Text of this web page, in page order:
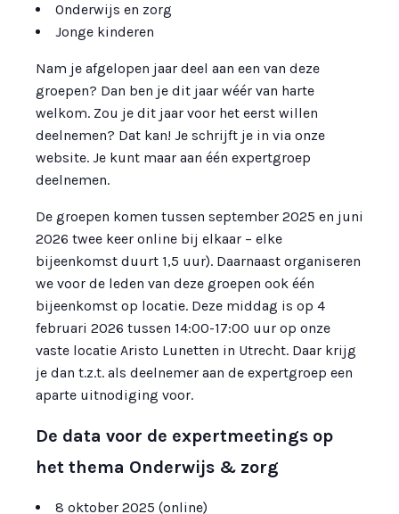
Onderwijs en zorg
Jonge kinderen
Nam je afgelopen jaar deel aan een van deze
groepen? Dan ben je dit jaar wéér van harte
welkom. Zou je dit jaar voor het eerst willen
deelnemen? Dat kan! Je schrijft je in via onze
website. Je kunt maar aan één expertgroep
deelnemen.
De groepen komen tussen september 2025 en juni
2026 twee keer online bij elkaar – elke
bijeenkomst duurt 1,5 uur). Daarnaast organiseren
we voor de leden van deze groepen ook één
bijeenkomst op locatie. Deze middag is op 4
februari 2026 tussen 14:00-17:00 uur op onze
vaste locatie Aristo Lunetten in Utrecht. Daar krijg
je dan t.z.t. als deelnemer aan de expertgroep een
aparte uitnodiging voor.
De data voor de expertmeetings op
het thema Onderwijs & zorg
8 oktober 2025 (online)